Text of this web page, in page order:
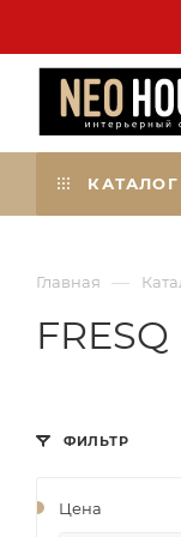
КАТАЛОГ
Главная —
FRESQ
ФИЛЬТР
Цена